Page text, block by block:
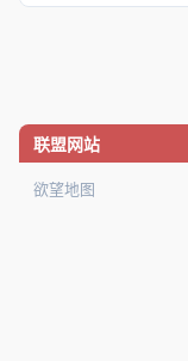
联盟网站
欲望地图